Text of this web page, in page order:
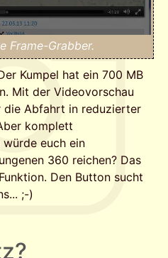
Frame-Grabber.
Kumpel hat ein 700 MB
Mit der Videovorschau
die Abfahrt in reduzierter
komplett
euch ein
360 reichen? Das
Den Button sucht
;-)